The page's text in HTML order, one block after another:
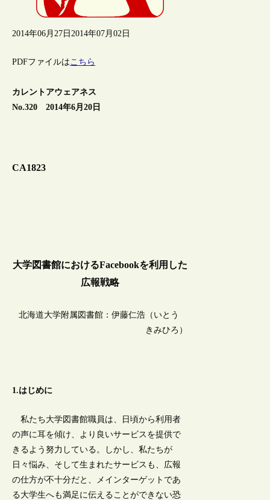
2014年06月27日 2014年07月02日
PDFファイルはこちら
カレントアウェアネス
No.320 2014年6月20日
CA1823
大学図書館におけるFacebookを利用した
広報戦略
北海道大学附属図書館：伊藤仁浩（いとう
きみひろ）
1.はじめに
私たち大学図書館職員は、日頃から利用者
の声に耳を傾け、より良いサービスを提供で
きるよう努力している。しかし、私たちが
日々悩み、そして生まれたサービスも、広報
の仕方が不十分だと、メインターゲットであ
る大学生へも満足に伝えることができない恐